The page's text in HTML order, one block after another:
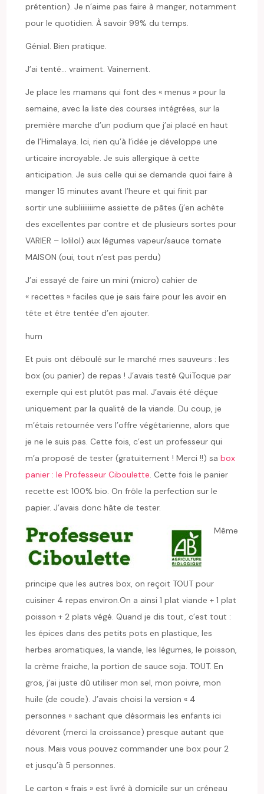
prétention). Je n’aime pas faire à manger, notamment
pour le quotidien. À savoir 99% du temps.
Génial. Bien pratique.
J’ai tenté… vraiment. Vainement.
Je place les mamans qui font des « menus » pour la
semaine, avec la liste des courses intégrées, sur la
première marche d’un podium que j’ai placé en haut
de l’Himalaya. Ici, rien qu’à l’idée je développe une
urticaire incroyable. Je suis allergique à cette
anticipation. Je suis celle qui se demande quoi faire à
manger 15 minutes avant l’heure et qui finit par
sortir une subliiiiiiime assiette de pâtes (j’en achète
des excellentes par contre et de plusieurs sortes pour
VARIER – lolilol) aux légumes vapeur/sauce tomate
MAISON (oui, tout n’est pas perdu)
J’ai essayé de faire un mini (micro) cahier de
« recettes » faciles que je sais faire pour les avoir en
tête et être tentée d’en ajouter.
hum
Et puis ont déboulé sur le marché mes sauveurs : les
box (ou panier) de repas ! J’avais testé QuiToque par
exemple qui est plutôt pas mal. J’avais été déçue
uniquement par la qualité de la viande. Du coup, je
m’étais retournée vers l’offre végétarienne, alors que
je ne le suis pas. Cette fois, c’est un professeur qui
m’a proposé de tester (gratuitement ! Merci !!) sabox
panier : le Professeur Ciboulette. Cette fois le panier
recette est 100% bio. On frôle la perfection sur le
papier. J’avais donc hâte de tester.
Même
principe que les autres box, on reçoit TOUT pour
cuisiner 4 repas environ.On a ainsi 1 plat viande + 1 plat
poisson + 2 plats végé. Quand je dis tout, c’est tout :
les épices dans des petits pots en plastique, les
herbes aromatiques, la viande, les légumes, le poisson,
la crème fraiche, la portion de sauce soja. TOUT. En
gros, j’ai juste dû utiliser mon sel, mon poivre, mon
huile (de coude). J’avais choisi la version « 4
personnes » sachant que désormais les enfants ici
dévorent (merci la croissance) presque autant que
nous. Mais vous pouvez commander une box pour 2
et jusqu’à 5 personnes.
Le carton « frais » est livré à domicile sur un créneau